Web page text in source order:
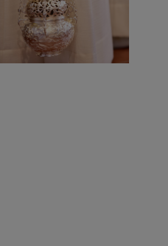
Musik
Katholisches
Treffpunkt für